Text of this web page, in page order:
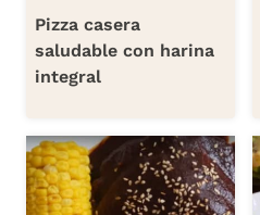
Pizza casera
saludable con harina
integral